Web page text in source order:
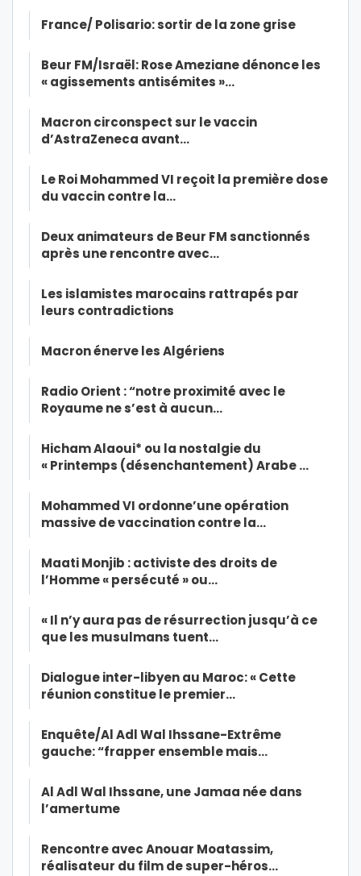
France/ Polisario: sortir de la zone grise
Beur FM/Israël: Rose Ameziane dénonce les
« agissements antisémites »…
Macron circonspect sur le vaccin
d’AstraZeneca avant…
Le Roi Mohammed VI reçoit la première dose
du vaccin contre la…
Deux animateurs de Beur FM sanctionnés
après une rencontre avec…
Les islamistes marocains rattrapés par
leurs contradictions
Macron énerve les Algériens
Radio Orient : “notre proximité avec le
Royaume ne s’est à aucun…
Hicham Alaoui* ou la nostalgie du
« Printemps (désenchantement) Arabe …
Mohammed VI ordonne’une opération
massive de vaccination contre la…
Maati Monjib : activiste des droits de
l’Homme « persécuté » ou…
« Il n’y aura pas de résurrection jusqu’à ce
que les musulmans tuent…
Dialogue inter-libyen au Maroc: « Cette
réunion constitue le premier…
Enquête/Al Adl Wal Ihssane-Extrême
gauche: “frapper ensemble mais…
Al Adl Wal Ihssane, une Jamaa née dans
l’amertume
Rencontre avec Anouar Moatassim,
réalisateur du film de super-héros…